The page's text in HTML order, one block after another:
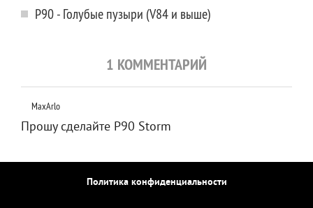
P90 - Голубые пузыри (V84 и выше)
1 КОММЕНТАРИЙ
MaxArlo
Прошу сделайте P90 Storm
Политика конфиденциальности